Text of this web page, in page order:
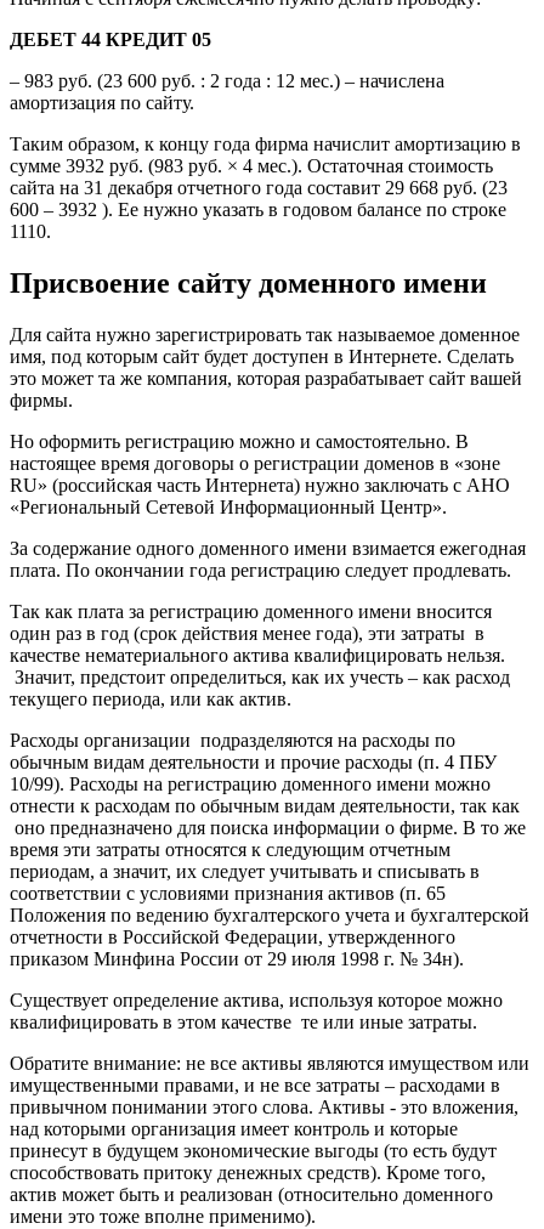
ДЕБЕТ 44 КРЕДИТ 05
– 983 руб. (23 600 руб. : 2 года : 12 мес.) – начислена
амортизация по сайту.
Таким образом, к концу года фирма начислит амортизацию в
сумме 3932 руб. (983 руб. × 4 мес.). Остаточная стоимость
сайта на 31 декабря отчетного года составит 29 668 руб. (23
600 – 3932 ). Ее нужно указать в годовом балансе по строке
1110.
Присвоение сайту доменного имени
Для сайта нужно зарегистрировать так называемое доменное
имя, под которым сайт будет доступен в Интернете. Сделать
это может та же компания, которая разрабатывает сайт вашей
фирмы.
Но оформить регистрацию можно и самостоятельно. В
настоящее время договоры о регистрации доменов в «зоне
RU» (российская часть Интернета) нужно заключать с АНО
«Региональный Сетевой Информационный Центр».
За содержание одного доменного имени взимается ежегодная
плата. По окончании года регистрацию следует продлевать.
Так как плата за регистрацию доменного имени вносится
один раз в год (срок действия менее года), эти затраты в
качестве нематериального актива квалифицировать нельзя.
Значит, предстоит определиться, как их учесть – как расход
текущего периода, или как актив.
Расходы организации подразделяются на расходы по
обычным видам деятельности и прочие расходы (п. 4 ПБУ
10/99). Расходы на регистрацию доменного имени можно
отнести к расходам по обычным видам деятельности, так как
оно предназначено для поиска информации о фирме. В то же
время эти затраты относятся к следующим отчетным
периодам, а значит, их следует учитывать и списывать в
соответствии с условиями признания активов (п. 65
Положения по ведению бухгалтерского учета и бухгалтерской
отчетности в Российской Федерации, утвержденного
приказом Минфина России от 29 июля 1998 г. № 34н).
Существует определение актива, используя которое можно
квалифицировать в этом качестве те или иные затраты.
Обратите внимание: не все активы являются имуществом или
имущественными правами, и не все затраты – расходами в
привычном понимании этого слова. Активы - это вложения,
над которыми организация имеет контроль и которые
принесут в будущем экономические выгоды (то есть будут
способствовать притоку денежных средств). Кроме того,
актив может быть и реализован (относительно доменного
имени это тоже вполне применимо).